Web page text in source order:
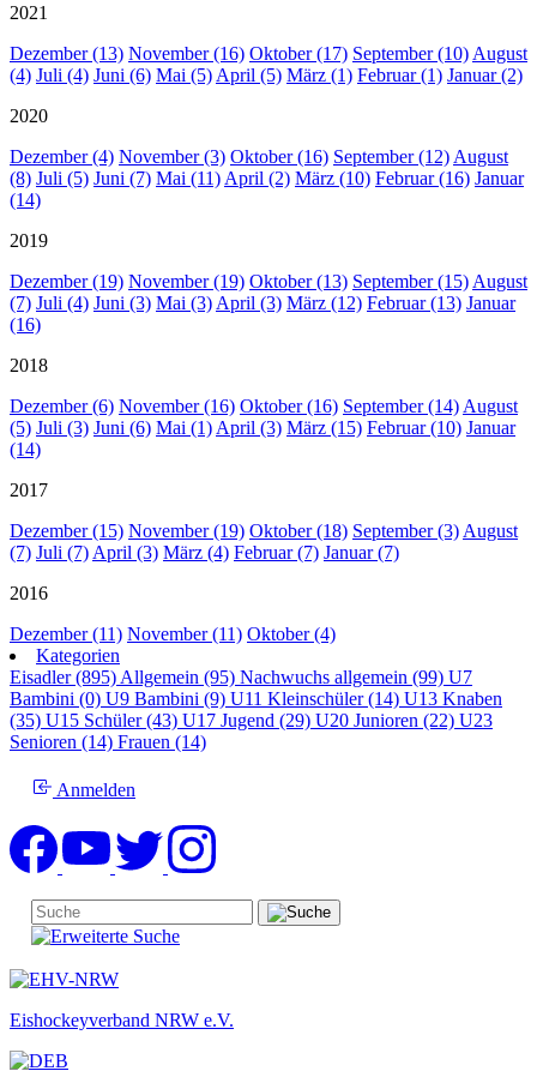
2021
Dezember (13) November (16) Oktober (17) September (10) August
(4) Juli (4) Juni (6) Mai (5) April (5) März (1) Februar (1) Januar (2)
2020
Dezember (4) November (3) Oktober (16) September (12) August
(8) Juli (5) Juni (7) Mai (11) April (2) März (10) Februar (16) Januar
(14)
2019
Dezember (19) November (19) Oktober (13) September (15) August
(7) Juli (4) Juni (3) Mai (3) April (3) März (12) Februar (13) Januar
(16)
2018
Dezember (6) November (16) Oktober (16) September (14) August
(5) Juli (3) Juni (6) Mai (1) April (3) März (15) Februar (10) Januar
(14)
2017
Dezember (15) November (19) Oktober (18) September (3) August
(7) Juli (7) April (3) März (4) Februar (7) Januar (7)
2016
Dezember (11) November (11) Oktober (4)
Kategorien
Eisadler (895) Allgemein (95) Nachwuchs allgemein (99) U7
Bambini (0) U9 Bambini (9) U11 Kleinschüler (14) U13 Knaben
(35) U15 Schüler (43) U17 Jugend (29) U20 Junioren (22) U23
Senioren (14) Frauen (14)
Anmelden
Eishockeyverband NRW e.V.